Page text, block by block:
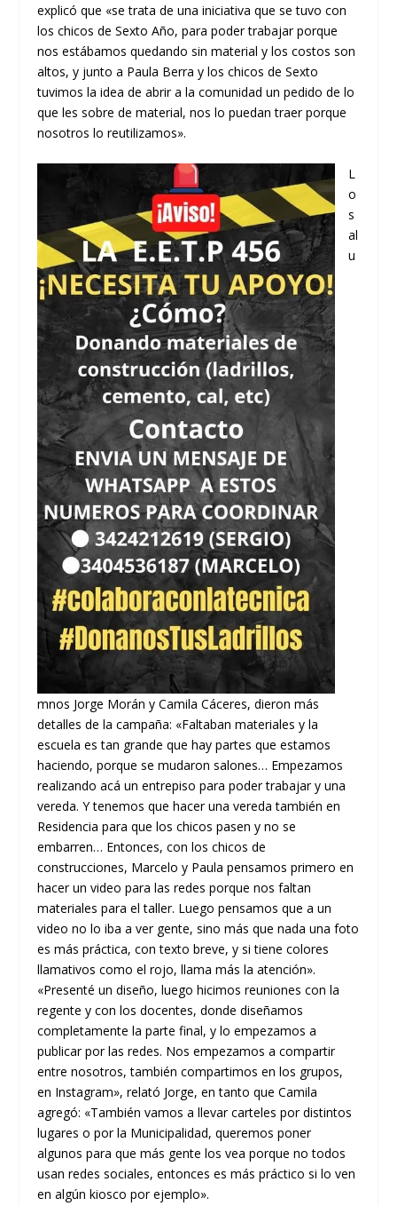
explicó que «se trata de una iniciativa que se tuvo con
los chicos de Sexto Año, para poder trabajar porque
nos estábamos quedando sin material y los costos son
altos, y junto a Paula Berra y los chicos de Sexto
tuvimos la idea de abrir a la comunidad un pedido de lo
que les sobre de material, nos lo puedan traer porque
nosotros lo reutilizamos».
L
o
s
al
u
mnos Jorge Morán y Camila Cáceres, dieron más
detalles de la campaña: «Faltaban materiales y la
escuela es tan grande que hay partes que estamos
haciendo, porque se mudaron salones… Empezamos
realizando acá un entrepiso para poder trabajar y una
vereda. Y tenemos que hacer una vereda también en
Residencia para que los chicos pasen y no se
embarren… Entonces, con los chicos de
construcciones, Marcelo y Paula pensamos primero en
hacer un video para las redes porque nos faltan
materiales para el taller. Luego pensamos que a un
video no lo iba a ver gente, sino más que nada una foto
es más práctica, con texto breve, y si tiene colores
llamativos como el rojo, llama más la atención».
«Presenté un diseño, luego hicimos reuniones con la
regente y con los docentes, donde diseñamos
completamente la parte final, y lo empezamos a
publicar por las redes. Nos empezamos a compartir
entre nosotros, también compartimos en los grupos,
en Instagram», relató Jorge, en tanto que Camila
agregó: «También vamos a llevar carteles por distintos
lugares o por la Municipalidad, queremos poner
algunos para que más gente los vea porque no todos
usan redes sociales, entonces es más práctico si lo ven
en algún kiosco por ejemplo».